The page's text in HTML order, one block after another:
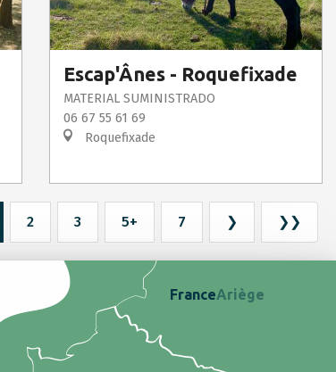
Escap'Ânes - Roquefixade
MATERIAL SUMINISTRADO
06 67 55 61 69
Roquefixade
2 3 5+ 7 ❯ ❯❯
FranceAriège